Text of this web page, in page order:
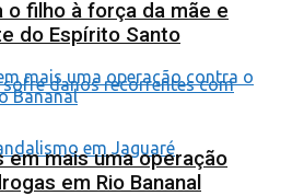
o filho à força da mãe e
do Espírito Santo
em mais uma operação
em Rio Bananal